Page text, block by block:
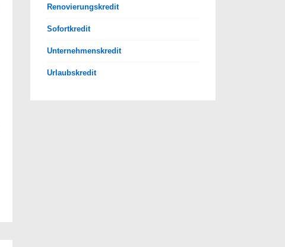
Renovierungskredit
Sofortkredit
Unternehmenskredit
Urlaubskredit